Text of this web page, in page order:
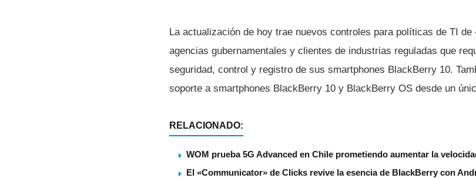
La actualización de hoy trae nuevos controles para polí­ticas de TI
agencias gubernamentales y clientes de industrias reguladas que
seguridad, control y registro de sus smartphones BlackBerry 10.
soporte a smartphones BlackBerry 10 y BlackBerry OS desde un
RELACIONADO:
WOM prueba 5G Advanced en Chile prometiendo aumentar la
El «Communicator» de Clicks revive la esencia de BlackBerry con